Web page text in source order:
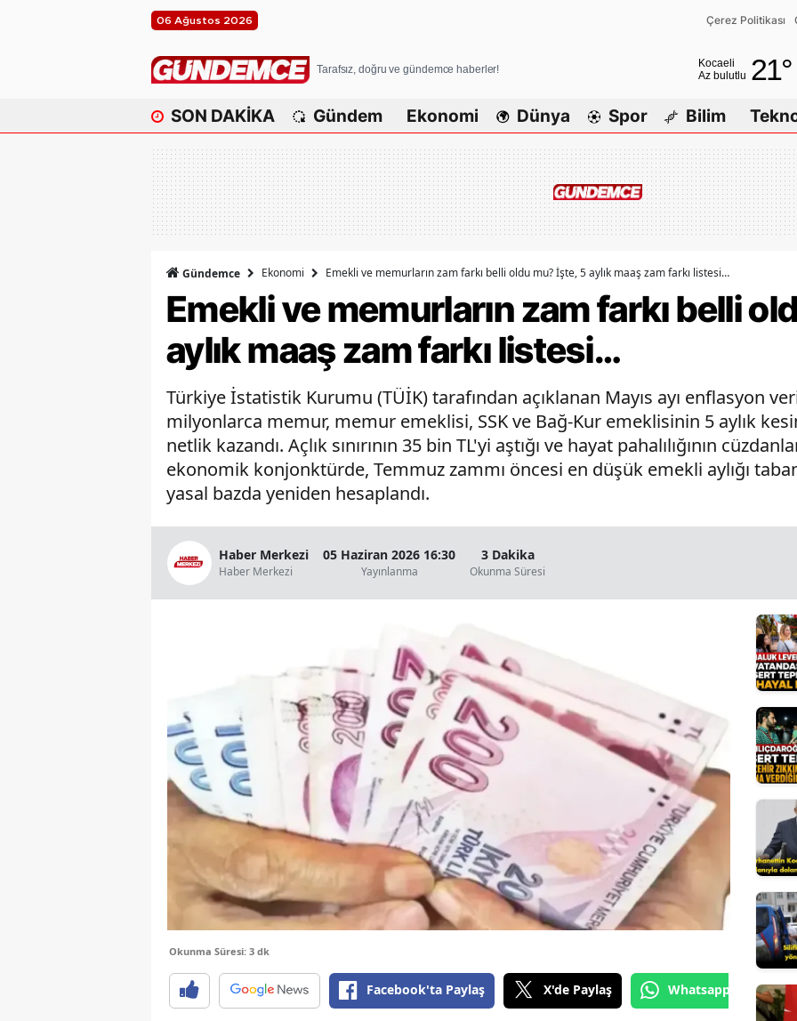
06 Ağustos 2026 Çerez Politikası
Tarafsız, doğru ve gündemce haberler!
Kocaeli
Az bulutlu 21°
Ağrı
Amasya
Ankara
Antalya
Artvin
Bilecik
Bingöl
Bolu
Bursa
Çanakkale
Çankırı
Denizli
Diyarbakır
Erzincan
Erzurum
Eskişehir
Gaziantep
SON DAKİKA Gündem Ekonomi Dünya Spor Bilim
Gündemce Ekonomi Emekli ve memurların zam farkı belli oldu mu? İşte, 5 aylık maaş zam farkı listesi…
Emekli ve memurların zam farkı belli
aylık maaş zam farkı listesi…
Türkiye İstatistik Kurumu (TÜİK) tarafından açıklanan Mayıs ayı enflasyon
milyonlarca memur, memur emeklisi, SSK ve Bağ-Kur emeklisinin 5 aylık
netlik kazandı. Açlık sınırının 35 bin TL'yi aştığı ve hayat pahalılığının
ekonomik konjonktürde, Temmuz zammı öncesi en düşük emekli aylığı
yasal bazda yeniden hesaplandı.
Haber Merkezi
Haber Merkezi
05 Haziran 2026 16:30
Yayınlanma
3 Dakika
Okunma Süresi
Okunma Süresi: 3 dk
Facebook'ta Paylaş X'de Paylaş Whatsapp'tan